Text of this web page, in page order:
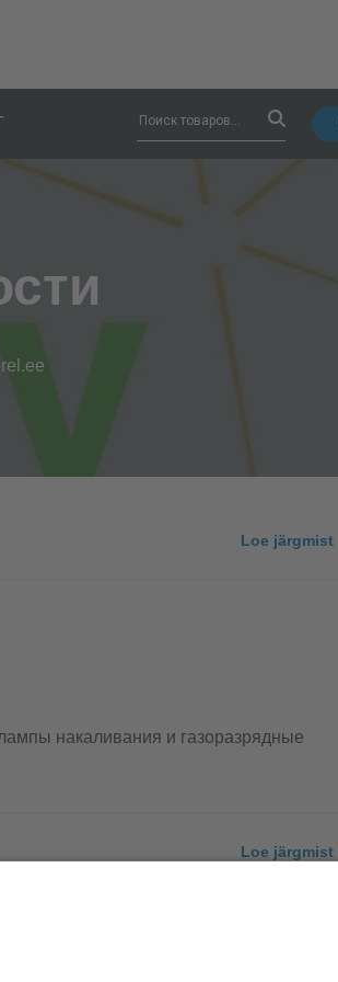
Loe järgmist
накаливания и газоразрядные
Loe järgmist